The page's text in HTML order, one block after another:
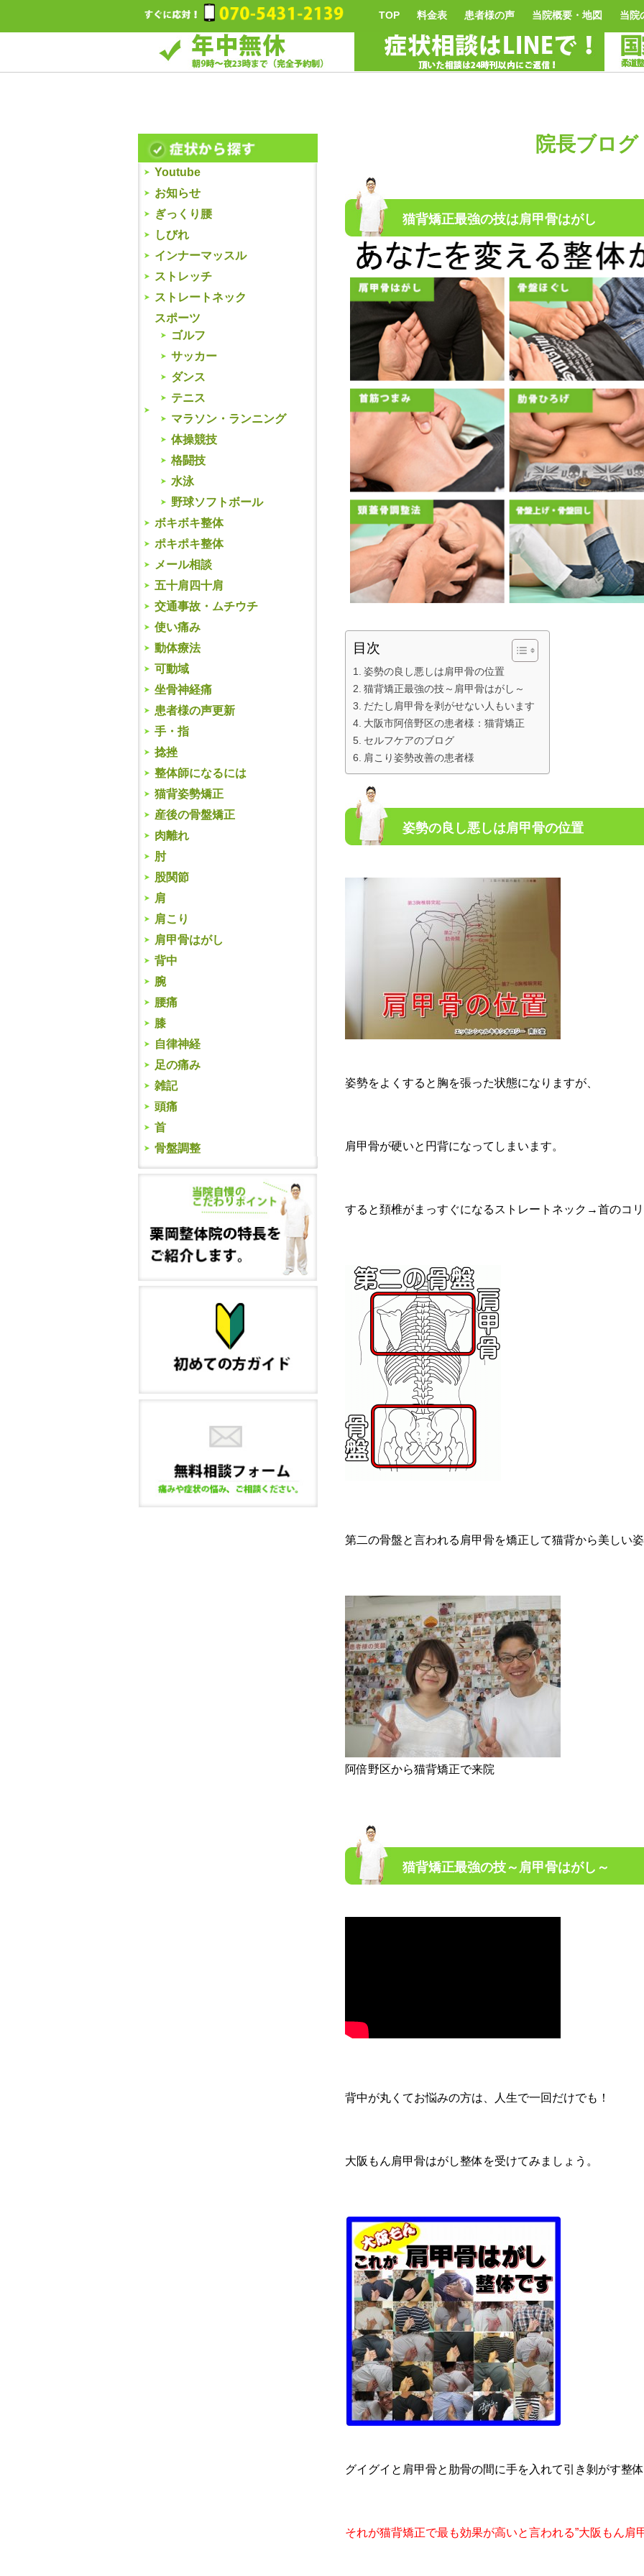
TOP 料金表 患者様の声 当院概要・地図 当院
Youtube
お知らせ
ぎっくり腰
しびれ
インナーマッスル
ストレッチ
ストレートネック
スポーツ
ゴルフ
サッカー
ダンス
テニス
マラソン・ランニング
体操競技
格闘技
水泳
野球ソフトボール
ボキボキ整体
ポキポキ整体
メール相談
五十肩四十肩
交通事故・ムチウチ
使い痛み
動体療法
可動域
坐骨神経痛
患者様の声更新
手・指
捻挫
整体師になるには
猫背姿勢矯正
産後の骨盤矯正
肉離れ
肘
股関節
肩
肩こり
肩甲骨はがし
背中
腕
腰痛
膝
自律神経
足の痛み
雑記
頭痛
首
骨盤調整
院長ブログ
猫背矯正最強の技は肩甲骨はがし
目次
姿勢の良し悪しは肩甲骨の位置
猫背矯正最強の技～肩甲骨はがし～
だたし肩甲骨を剥がせない人もいます
大阪市阿倍野区の患者様：猫背矯正
セルフケアのブログ
肩こり姿勢改善の患者様
姿勢の良し悪しは肩甲骨の位置
姿勢をよくすると胸を張った状態になりますが、
肩甲骨が硬いと円背になってしまいます。
すると頚椎がまっすぐになるストレートネック→首のコ
第二の骨盤と言われる肩甲骨を矯正して猫背から美しい
阿倍野区から猫背矯正で来院
猫背矯正最強の技～肩甲骨はがし～
背中が丸くてお悩みの方は、人生で一回だけでも！
大阪もん肩甲骨はがし整体を受けてみましょう。
グイグイと肩甲骨と肋骨の間に手を入れて引き剝がす整体
それが猫背矯正で最も効果が高いと言われる”大阪もん肩